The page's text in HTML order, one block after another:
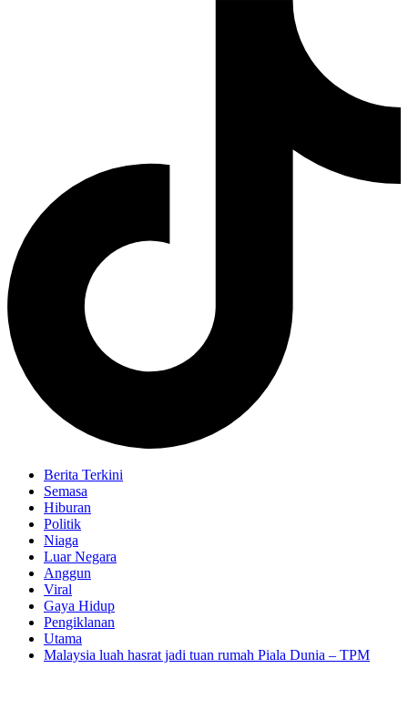
Berita Terkini
Semasa
Hiburan
Politik
Niaga
Luar Negara
Anggun
Viral
Gaya Hidup
Pengiklanan
Utama
Malaysia luah hasrat jadi tuan rumah Piala Dunia – TPM